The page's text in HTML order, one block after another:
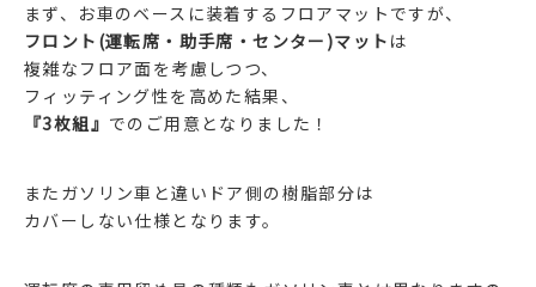
まず、お車のベースに装着するフロアマットですが、
フロント(運転席・助手席・センター)マット は
複雑なフロア面を考慮しつつ、
フィッティング性を高めた結果、
『3枚組』 でのご用意となりました！
またガソリン車と違いドア側の樹脂部分は
カバーしない仕様となります。